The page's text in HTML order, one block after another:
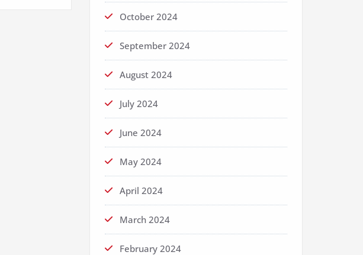
October 2024
September 2024
August 2024
July 2024
June 2024
May 2024
April 2024
March 2024
February 2024